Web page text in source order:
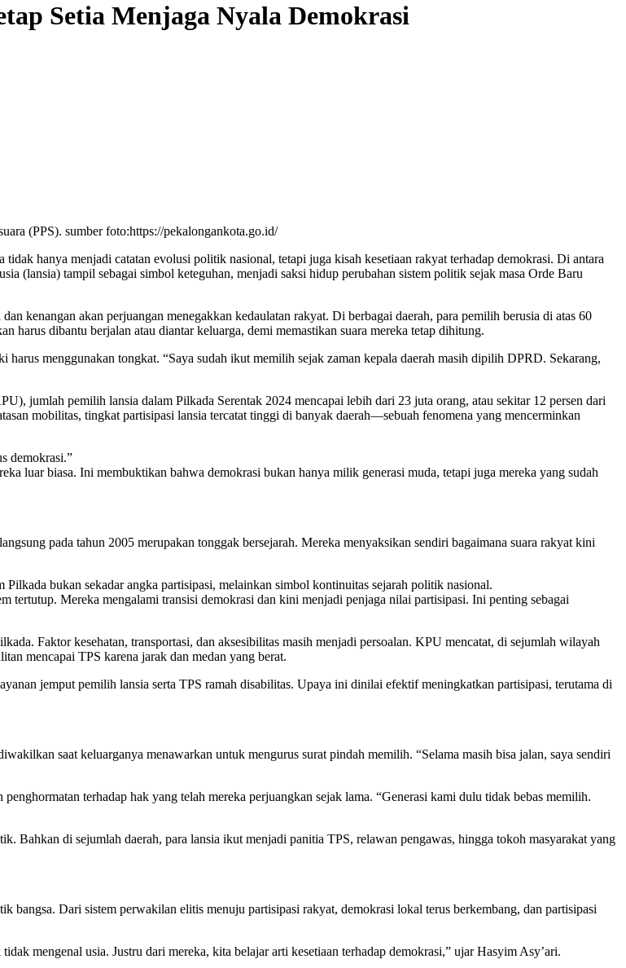
Setia Menjaga Nyala Demokrasi
(PPS). sumber foto:https://pekalongankota.go.id/
hanya menjadi catatan evolusi politik nasional, tetapi juga kisah kesetiaan rakyat terhadap demokrasi. Di antara
(lansia) tampil sebagai simbol keteguhan, menjadi saksi hidup perubahan sistem politik sejak masa Orde Baru
kenangan akan perjuangan menegakkan kedaulatan rakyat. Di berbagai daerah, para pemilih berusia di atas 60
harus dibantu berjalan atau diantar keluarga, demi memastikan suara mereka tetap dihitung.
menggunakan tongkat. “Saya sudah ikut memilih sejak zaman kepala daerah masih dipilih DPRD. Sekarang,
jumlah pemilih lansia dalam Pilkada Serentak 2024 mencapai lebih dari 23 juta orang, atau sekitar 12 persen dari
mobilitas, tingkat partisipasi lansia tercatat tinggi di banyak daerah—sebuah fenomena yang mencerminkan
demokrasi.”
luar biasa. Ini membuktikan bahwa demokrasi bukan hanya milik generasi muda, tetapi juga mereka yang sudah
pada tahun 2005 merupakan tonggak bersejarah. Mereka menyaksikan sendiri bagaimana suara rakyat kini
bukan sekadar angka partisipasi, melainkan simbol kontinuitas sejarah politik nasional.
tertutup. Mereka mengalami transisi demokrasi dan kini menjadi penjaga nilai partisipasi. Ini penting sebagai
Faktor kesehatan, transportasi, dan aksesibilitas masih menjadi persoalan. KPU mencatat, di sejumlah wilayah
mencapai TPS karena jarak dan medan yang berat.
jemput pemilih lansia serta TPS ramah disabilitas. Upaya ini dinilai efektif meningkatkan partisipasi, terutama di
saat keluarganya menawarkan untuk mengurus surat pindah memilih. “Selama masih bisa jalan, saya sendiri
terhadap hak yang telah mereka perjuangkan sejak lama. “Generasi kami dulu tidak bebas memilih.
Bahkan di sejumlah daerah, para lansia ikut menjadi panitia TPS, relawan pengawas, hingga tokoh masyarakat yang
bangsa. Dari sistem perwakilan elitis menuju partisipasi rakyat, demokrasi lokal terus berkembang, dan partisipasi
mengenal usia. Justru dari mereka, kita belajar arti kesetiaan terhadap demokrasi,” ujar Hasyim Asy’ari.